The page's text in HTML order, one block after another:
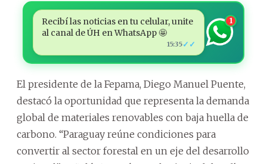
Recibí las noticias en tu celular, unite
al canal de ÚH en WhatsApp 🤩
15:35✓✓
1
El presidente de la Fepama, Diego Manuel Puente,
destacó la oportunidad que representa la demanda
global de materiales renovables con baja huella de
carbono. “Paraguay reúne condiciones para
convertir al sector forestal en un eje del desarrollo